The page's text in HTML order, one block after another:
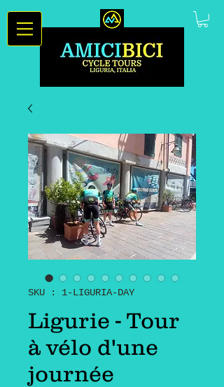
SKU : 1-LIGURIA-DAY
Ligurie - Tour
à vélo d'une
journée